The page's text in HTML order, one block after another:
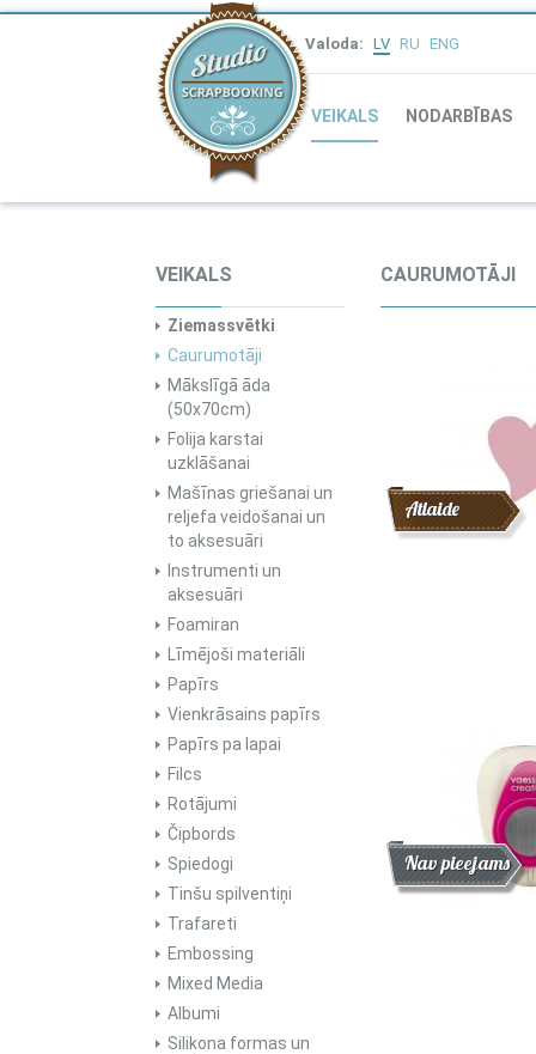
Valoda: LV RU ENG
VEIKALS NODARBĪBAS
VEIKALS
Ziemassvētki
Caurumotāji
Mākslīgā āda
(50x70cm)
Folija karstai
uzklāšanai
Mašīnas griešanai un
reljefa veidošanai un
to aksesuāri
Instrumenti un
aksesuāri
Foamiran
Līmējoši materiāli
Papīrs
Vienkrāsains papīrs
Papīrs pa lapai
Filcs
Rotājumi
Čipbords
Spiedogi
Tinšu spilventiņi
Trafareti
Embossing
Mixed Media
Albumi
Silikona formas un
CAURUMOTĀJI
Atlaide
Atlaide
Jaunums
Nav pieejams